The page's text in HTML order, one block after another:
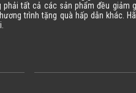
tất cả các sản phẩm đều giảm
trình tặng quà hấp dẫn khác.